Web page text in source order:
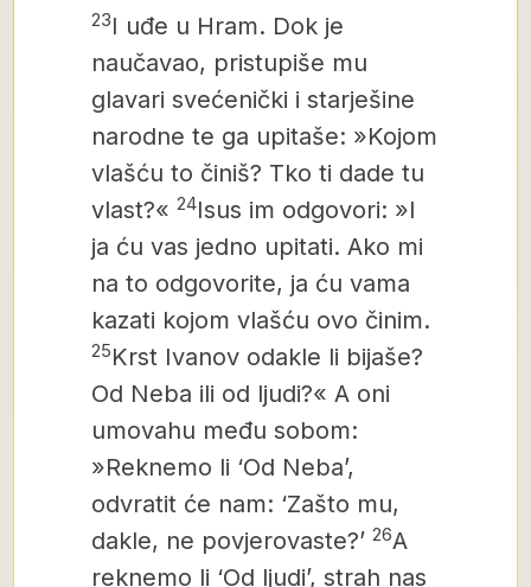
23I uđe u Hram. Dok je
naučavao, pristupiše mu
glavari svećenički i starješine
narodne te ga upitaše: »Kojom
vlašću to činiš? Tko ti dade tu
vlast?« 24Isus im odgovori: »I
ja ću vas jedno upitati. Ako mi
na to odgovorite, ja ću vama
kazati kojom vlašću ovo činim.
25Krst Ivanov odakle li bijaše?
Od Neba ili od ljudi?« A oni
umovahu među sobom:
»Reknemo li ‘Od Neba’,
odvratit će nam: ‘Zašto mu,
dakle, ne povjerovaste?’ 26A
reknemo li ‘Od ljudi’, strah nas